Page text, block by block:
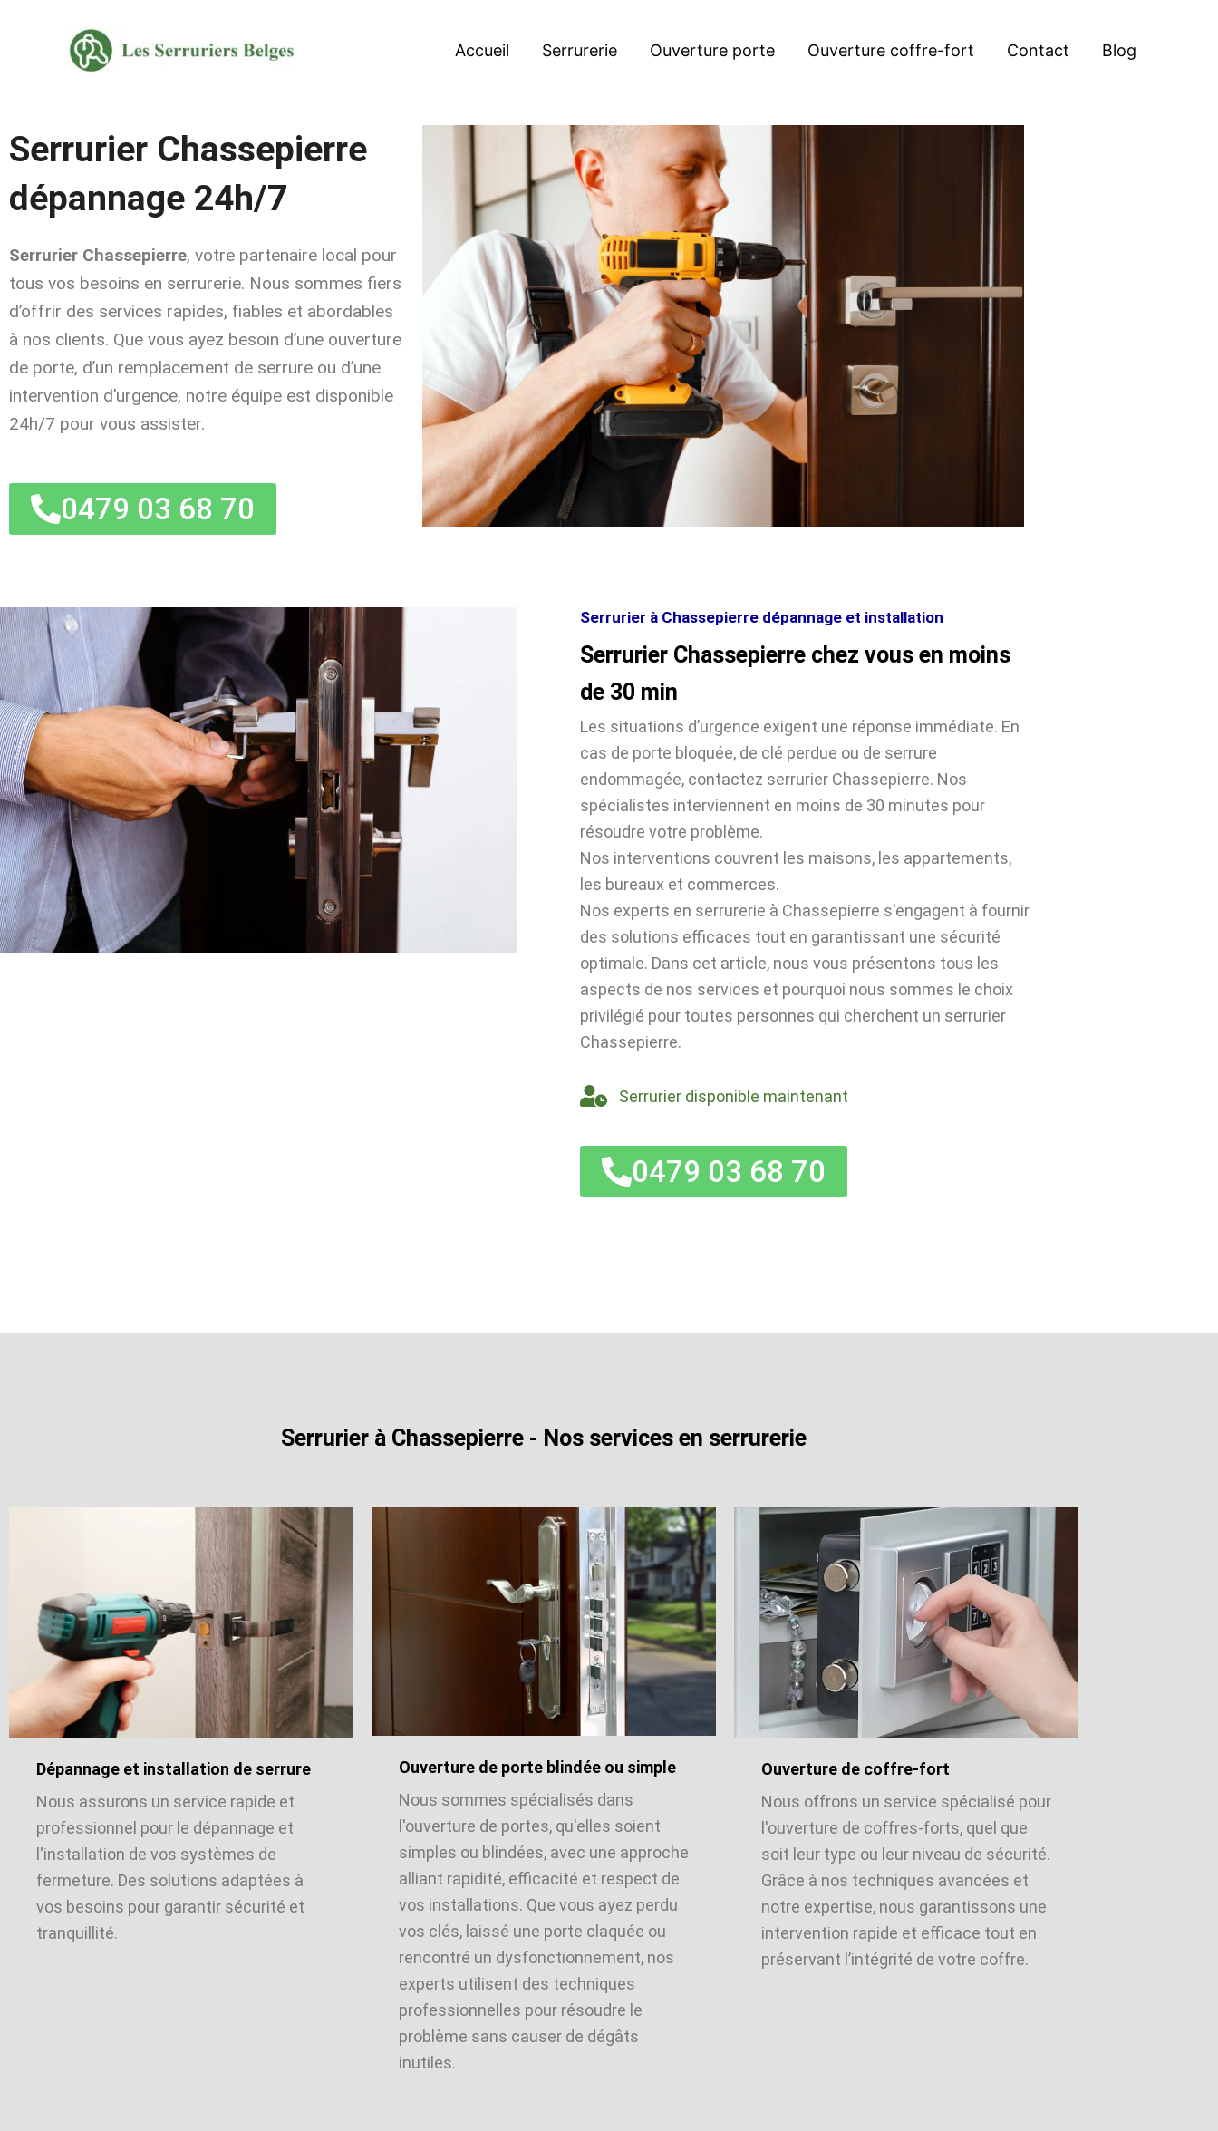
Accueil Serrurerie Ouverture porte Ouverture coffre-fort Contact Blog
Serrurier Chassepierre
dépannage 24h/7
Serrurier Chassepierre, votre partenaire local pour
tous vos besoins en serrurerie. Nous sommes fiers
d’offrir des services rapides, fiables et abordables
à nos clients. Que vous ayez besoin d’une ouverture
de porte, d’un remplacement de serrure ou d’une
intervention d’urgence, notre équipe est disponible
24h/7 pour vous assister.
0479 03 68 70
Serrurier à Chassepierre dépannage et installation
Serrurier Chassepierre chez vous en moins
de 30 min
Les situations d’urgence exigent une réponse immédiate. En
cas de porte bloquée, de clé perdue ou de serrure
endommagée, contactez serrurier Chassepierre. Nos
spécialistes interviennent en moins de 30 minutes pour
résoudre votre problème.
Nos interventions couvrent les maisons, les appartements,
les bureaux et commerces.
Nos experts en serrurerie à Chassepierre s'engagent à fournir
des solutions efficaces tout en garantissant une sécurité
optimale. Dans cet article, nous vous présentons tous les
aspects de nos services et pourquoi nous sommes le choix
privilégié pour toutes personnes qui cherchent un serrurier
Chassepierre.
Serrurier disponible maintenant
0479 03 68 70
Serrurier à Chassepierre - Nos services en serrurerie
Dépannage et installation de serrure
Nous assurons un service rapide et
professionnel pour le dépannage et
l'installation de vos systèmes de
fermeture. Des solutions adaptées à
vos besoins pour garantir sécurité et
tranquillité.
Ouverture de porte blindée ou simple
Nous sommes spécialisés dans
l'ouverture de portes, qu'elles soient
simples ou blindées, avec une approche
alliant rapidité, efficacité et respect de
vos installations. Que vous ayez perdu
vos clés, laissé une porte claquée ou
rencontré un dysfonctionnement, nos
experts utilisent des techniques
professionnelles pour résoudre le
problème sans causer de dégâts
inutiles.
Ouverture de coffre-fort
Nous offrons un service spécialisé pour
l'ouverture de coffres-forts, quel que
soit leur type ou leur niveau de sécurité.
Grâce à nos techniques avancées et
notre expertise, nous garantissons une
intervention rapide et efficace tout en
préservant l’intégrité de votre coffre.